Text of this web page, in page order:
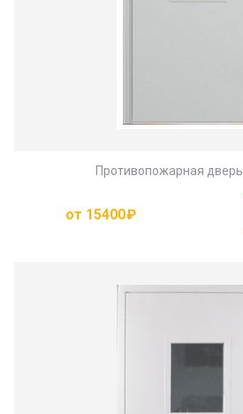
Противопожарная дверь
от 15400₽